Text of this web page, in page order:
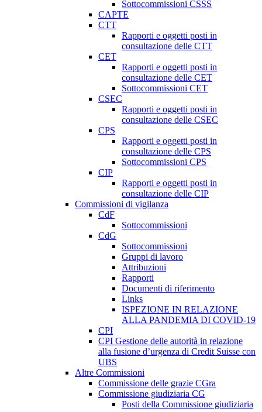
Sottocommissioni CSSS
CAPTE
CTT
Rapporti e oggetti posti in
consultazione delle CTT
CET
Rapporti e oggetti posti in
consultazione delle CET
Sottocommissioni CET
CSEC
Rapporti e oggetti posti in
consultazione delle CSEC
CPS
Rapporti e oggetti posti in
consultazione delle CPS
Sottocommissioni CPS
CIP
Rapporti e oggetti posti in
consultazione delle CIP
Commissioni di vigilanza
CdF
Sottocommissioni
CdG
Sottocommissioni
Gruppi di lavoro
Attribuzioni
Rapporti
Documenti di riferimento
Links
ISPEZIONE IN RELAZIONE
ALLA PANDEMIA DI COVID-19
CPI
CPI Gestione delle autorità in relazione
alla fusione d’urgenza di Credit Suisse con
UBS
Altre Commissioni
Commissione delle grazie CGra
Commissione giudiziaria CG
Posti della Commissione giudiziaria